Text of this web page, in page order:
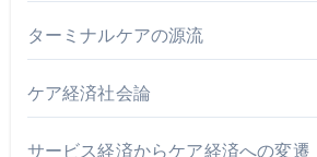
ターミナルケアの源流
ケア経済社会論
サービス経済からケア経済への変遷